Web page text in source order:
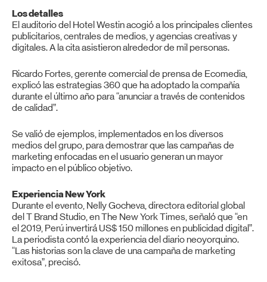
Los detalles
El auditorio del Hotel Westin acogió a los principales clientes
publicitarios, centrales de medios, y agencias creativas y
digitales. A la cita asistieron alrededor de mil personas.
Ricardo Fortes, gerente comercial de prensa de Ecomedia,
explicó las estrategias 360 que ha adoptado la compañía
durante el último año para “anunciar a través de contenidos
de calidad”.
Se valió de ejemplos, implementados en los diversos
medios del grupo, para demostrar que las campañas de
marketing enfocadas en el usuario generan un mayor
impacto en el público objetivo.
Experiencia New York
Durante el evento, Nelly Gocheva, directora editorial global
del T Brand Studio, en The New York Times, señaló que “en
el 2019, Perú invertirá US$ 150 millones en publicidad digital”.
La periodista contó la experiencia del diario neoyorquino.
“Las historias son la clave de una campaña de marketing
exitosa”, precisó.